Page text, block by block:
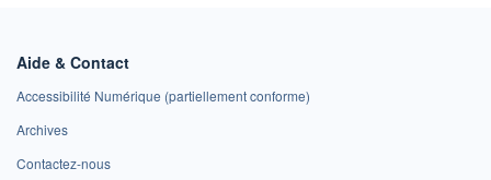
Aide & Contact
Accessibilité Numérique (partiellement conforme)
Archives
Contactez-nous